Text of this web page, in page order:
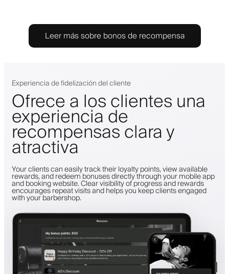
Leer más sobre bonos de recompensa
Experiencia de fidelización del cliente
Ofrece a los clientes una
experiencia de
recompensas clara y
atractiva
Your clients can easily track their loyalty points, view available
rewards, and redeem bonuses directly through your mobile app
and booking website. Clear visibility of progress and rewards
encourages repeat visits and helps you keep clients engaged
with your barbershop.